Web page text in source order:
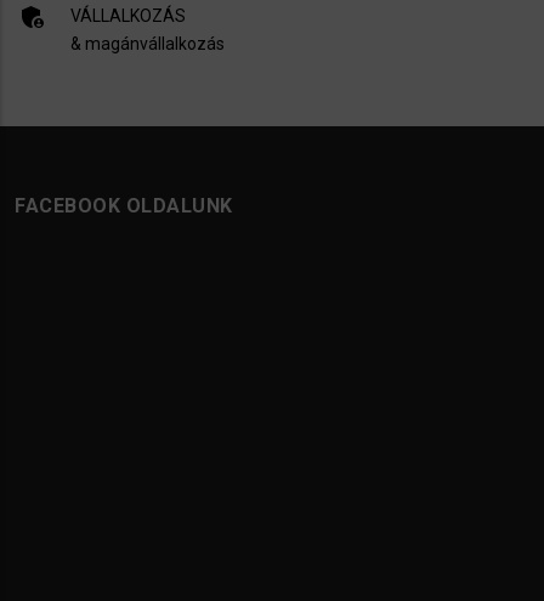
admin_panel_settings
VÁLLALKOZÁS
& magánvállalkozás
FACEBOOK OLDALUNK